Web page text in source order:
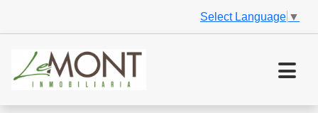
Select Language ▼